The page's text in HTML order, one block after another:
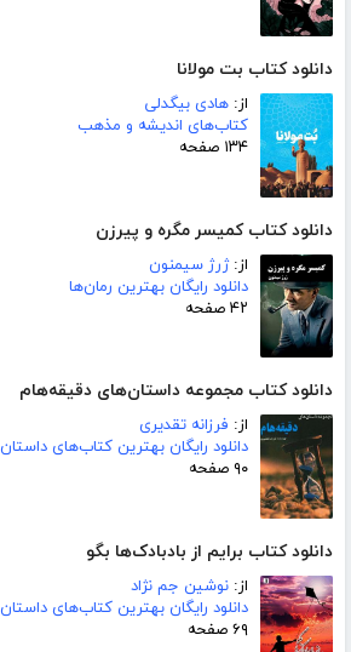
دانلود کتاب بت مولانا
از: هادی بیگدلی
کتاب‌های اندیشه و مذهب
۱۳۴ صفحه
دانلود کتاب کمیسر مگره و پیرزن
از:ژرژ سیمنون
دانلود رایگان بهترین رمان‌ها
۴۲ صفحه
دانلود کتاب مجموعه داستان‌های دقیقه‌هام
از: فرزانه تقدیری
دانلود رایگان بهترین کتاب‌های داستان
۹۰ صفحه
دانلود کتاب برایم از بادبادک‌ها بگو
از: نوشین جم نژاد
دانلود رایگان بهترین کتاب‌های داستان
۶۹ صفحه